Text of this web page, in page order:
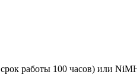
работы 100 часов) или